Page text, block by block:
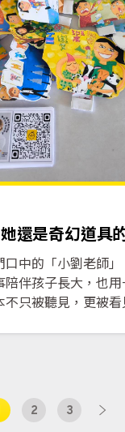
還是奇幻道具
口中的「小劉老師
陪伴孩子長大，也
不只被聽見，更被
2 3